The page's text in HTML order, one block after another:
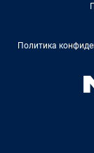
Политика